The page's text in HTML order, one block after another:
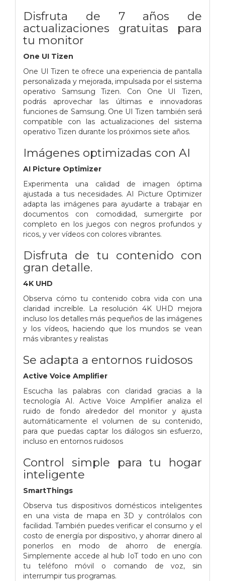
Disfruta de 7 años de
actualizaciones gratuitas para
tu monitor
One UI Tizen
One UI Tizen te ofrece una experiencia de pantalla
personalizada y mejorada, impulsada por el sistema
operativo Samsung Tizen. Con One UI Tizen,
podrás aprovechar las últimas e innovadoras
funciones de Samsung. One UI Tizen también será
compatible con las actualizaciones del sistema
operativo Tizen durante los próximos siete años.
Imágenes optimizadas con AI
AI Picture Optimizer
Experimenta una calidad de imagen óptima
ajustada a tus necesidades. AI Picture Optimizer
adapta las imágenes para ayudarte a trabajar en
documentos con comodidad, sumergirte por
completo en los juegos con negros profundos y
ricos, y ver vídeos con colores vibrantes.
Disfruta de tu contenido con
gran detalle.
4K UHD
Observa cómo tu contenido cobra vida con una
claridad increíble. La resolución 4K UHD mejora
incluso los detalles más pequeños de las imágenes
y los vídeos, haciendo que los mundos se vean
más vibrantes y realistas
Se adapta a entornos ruidosos
Active Voice Amplifier
Escucha las palabras con claridad gracias a la
tecnología AI. Active Voice Amplifier analiza el
ruido de fondo alrededor del monitor y ajusta
automáticamente el volumen de su contenido,
para que puedas captar los diálogos sin esfuerzo,
incluso en entornos ruidosos
Control simple para tu hogar
inteligente
SmartThings
Observa tus dispositivos domésticos inteligentes
en una vista de mapa en 3D y contrólalos con
facilidad. También puedes verificar el consumo y el
costo de energía por dispositivo, y ahorrar dinero al
ponerlos en modo de ahorro de energía.
Simplemente accede al hub IoT todo en uno con
tu teléfono móvil o comando de voz, sin
interrumpir tus programas.